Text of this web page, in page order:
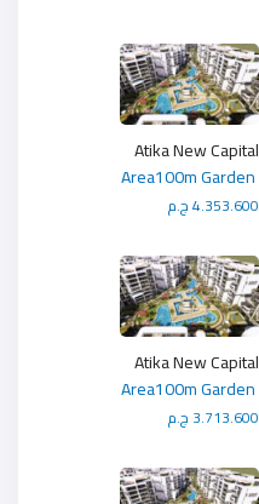
Atika New Capital
4.353.600 ج.م
Atika New Capital
3.713.600 ج.م